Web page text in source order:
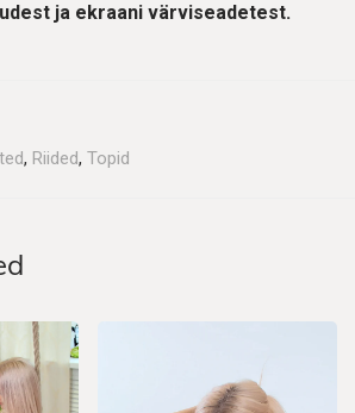
ja ekraani värviseadetest.
, Riided, Topid